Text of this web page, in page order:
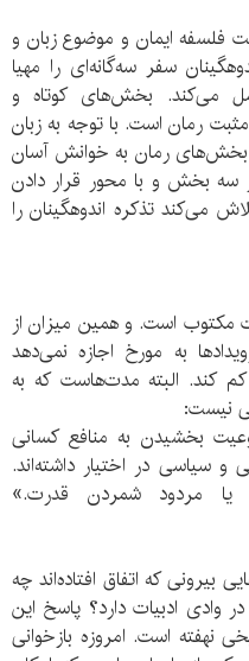
فلسفه ایمان و موضوع زبان و
سفر سه‌گانه‌ای را مهیا
می‌کند. بخش‌های کوتاه و
رمان است. با توجه به زبان
رمان به خوانش آسان
سه بخش و با محور قرار دادن
می‌کند تذکره اندوهگینان را
مکتوب است. و همین میزان از
به مورخ اجازه نمی‌دهد
کم کند. البته مدت‌هاست که به
نیست:
بخشیدن به منافع کسانی
سیاسی در اختیار داشته‌اند.
یا مردود شمردن قدرت.»
بیرونی که اتفاق افتاده‌اند چه
وادی ادبیات دارد؟ پاسخ این
نهفته است. امروزه بازخوانی